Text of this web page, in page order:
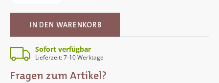
IN DEN WARENKORB
Sofort verfügbar
Lieferzeit: 7-10 Werktage
Fragen zum Artikel?